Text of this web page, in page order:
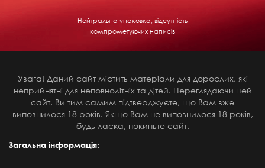
Нейтральна упаковка, відсутність
компрометуючих написів
Увага! Даний сайт містить матеріали для дорослих, які
неприйнятні для неповнолітніх та дітей. Переглядаючи цей
сайт, Ви тим самим підтверджуєте, що Вам вже
виповнилося 18 років. Якщо Вам не виповнилося 18 років,
будь ласка, покиньте сайт.
Загальна інформація: